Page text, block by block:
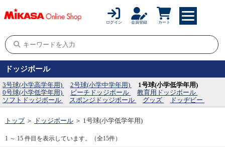
ログイン 会員登録 カート
ドッジボール
3号球(小学高学年用) 2号球(小学中学年用)
1号球(小学低学年用)
0号球(小学低学年用)
ビーチドッジボール
教育用ドッジボール
ソフトドッジボール
スポンジドッジボール グッズ ドッヂビー
トップ ＞ ドッジボール ＞ 1号球(小学低学年用)
1 ～ 15 件目を表示しています。（全15件）